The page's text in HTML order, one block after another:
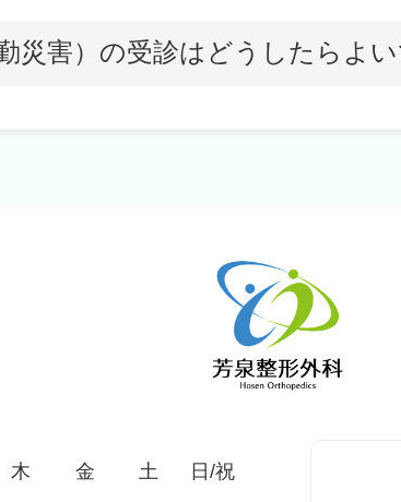
災害）の受診はどうしたらよ
木 金 土 日/祝